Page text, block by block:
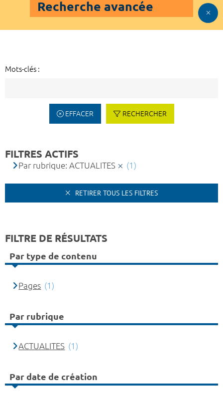
Recherche avancée
Mots-clés :
EFFACER RECHERCHER
FILTRES ACTIFS
Par rubrique: ACTUALITES (1)
RETIRER TOUS LES FILTRES
FILTRE DE RÉSULTATS
Par type de contenu
Pages (1)
Par rubrique
ACTUALITES (1)
Par date de création